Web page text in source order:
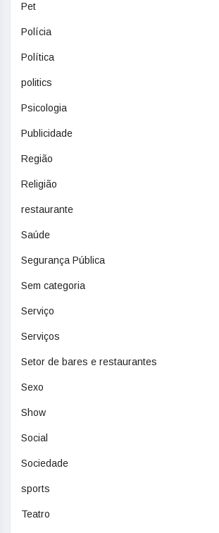
Pet
Polícia
Política
politics
Psicologia
Publicidade
Região
Religião
restaurante
Saúde
Segurança Pública
Sem categoria
Serviço
Serviços
Setor de bares e restaurantes
Sexo
Show
Social
Sociedade
sports
Teatro